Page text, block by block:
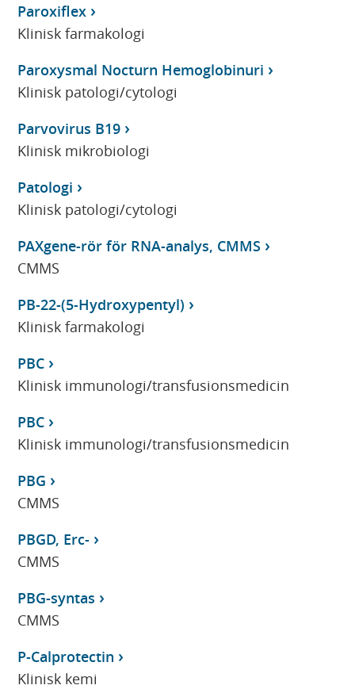
Paroxiflex
Klinisk farmakologi
Paroxysmal Nocturn Hemoglobinuri
Klinisk patologi/cytologi
Parvovirus B19
Klinisk mikrobiologi
Patologi
Klinisk patologi/cytologi
PAXgene-rör för RNA-analys, CMMS
CMMS
PB-22-(5-Hydroxypentyl)
Klinisk farmakologi
PBC
Klinisk immunologi/transfusionsmedicin
PBC
Klinisk immunologi/transfusionsmedicin
PBG
CMMS
PBGD, Erc-
CMMS
PBG-syntas
CMMS
P-Calprotectin
Klinisk kemi